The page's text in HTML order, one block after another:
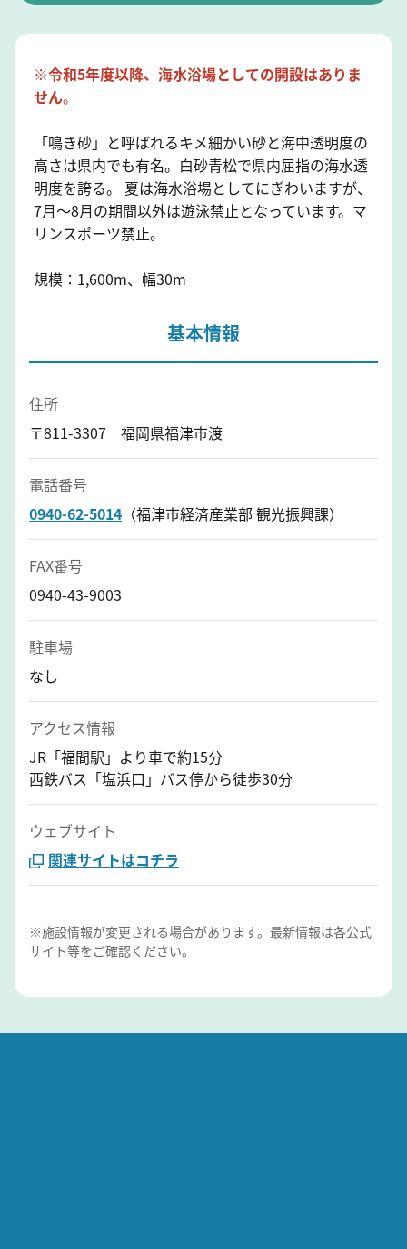
※令和5年度以降、海水浴場としての開設はありま
せん。
「鳴き砂」と呼ばれるキメ細かい砂と海中透明度の
高さは県内でも有名。白砂青松で県内屈指の海水透
明度を誇る。 夏は海水浴場としてにぎわいますが、
7月～8月の期間以外は遊泳禁止となっています。マ
リンスポーツ禁止。
規模：1,600m、幅30m
基本情報
住所
〒811-3307 福岡県福津市渡
電話番号
0940-62-5014 （福津市経済産業部 観光振興課）
FAX番号
0940-43-9003
駐車場
なし
アクセス情報
JR「福間駅」より車で約15分
西鉄バス「塩浜口」バス停から徒歩30分
ウェブサイト
関連サイトはコチラ
※施設情報が変更される場合があります。最新情報は各公式
サイト等をご確認ください。